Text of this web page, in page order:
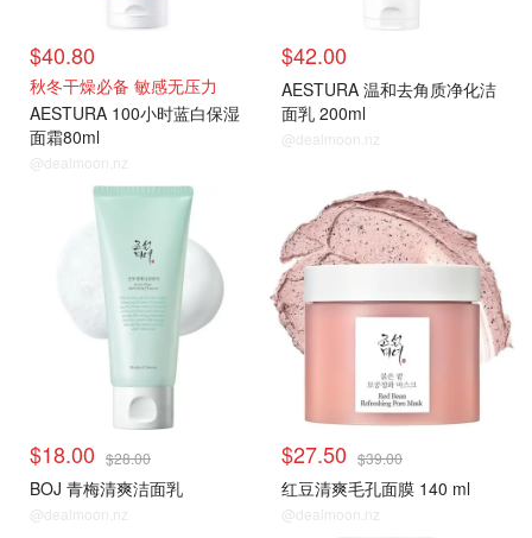
$40.80
秋冬干燥必备 敏感无压力
AESTURA 100小时蓝白保湿
面霜80ml
@dealmoon.nz
$42.00
AESTURA 温和去角质净化洁
面乳 200ml
@dealmoon.nz
$18.00 $28.00
BOJ 青梅清爽洁面乳
@dealmoon.nz
$27.50 $39.00
红豆清爽毛孔面膜 140 ml
@dealmoon.nz